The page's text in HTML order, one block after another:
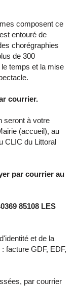
composent ce
entouré de
chorégraphies
de 300
temps et la mise
courrier.
seront à votre
(accueil), au
CLIC du Littoral
par courrier au
85108 LES
et de la
facture GDF, EDF,
par courrier